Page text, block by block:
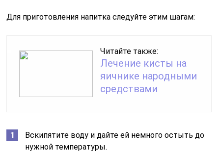
Для приготовления напитка следуйте этим шагам:
Читайте также:
Лечение кисты на
яичнике народными
средствами
Вскипятите воду и дайте ей немного остыть до
нужной температуры.